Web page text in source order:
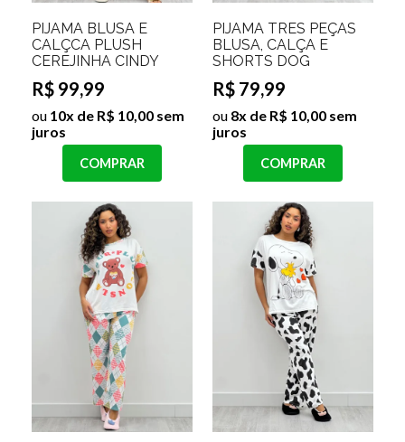
PIJAMA BLUSA E
CALÇCA PLUSH
CEREJINHA CINDY
R$ 99,99
ou 10x de R$ 10,00 sem
juros
COMPRAR
PIJAMA TRES PEÇAS
BLUSA, CALÇA E
SHORTS DOG
R$ 79,99
ou 8x de R$ 10,00 sem
juros
COMPRAR